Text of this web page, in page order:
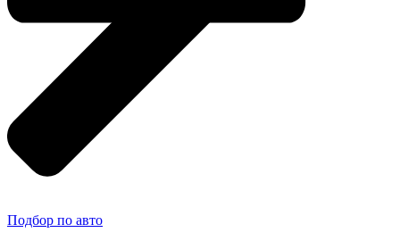
Подбор по авто